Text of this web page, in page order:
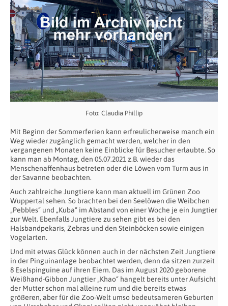
Foto: Claudia Phillip
Mit Beginn der Sommerferien kann erfreulicherweise manch ein
Weg wieder zugänglich gemacht werden, welcher in den
vergangenen Monaten keine Einblicke für Besucher erlaubte. So
kann man ab Montag, den 05.07.2021 z.B. wieder das
Menschenaffenhaus betreten oder die Löwen vom Turm aus in
der Savanne beobachten.
Auch zahlreiche Jungtiere kann man aktuell im Grünen Zoo
Wuppertal sehen. So brachten bei den Seelöwen die Weibchen
„Pebbles“ und „Kuba“ im Abstand von einer Woche je ein Jungtier
zur Welt. Ebenfalls Jungtiere zu sehen gibt es bei den
Halsbandpekaris, Zebras und den Steinböcken sowie einigen
Vogelarten.
Und mit etwas Glück können auch in der nächsten Zeit Jungtiere
in der Pinguinanlage beobachtet werden, denn da sitzen zurzeit
8 Eselspinguine auf ihren Eiern. Das im August 2020 geborene
Weißhand-Gibbon Jungtier „Khao“ hangelt bereits unter Aufsicht
der Mutter schon mal alleine rum und die bereits etwas
größeren, aber für die Zoo-Welt umso bedeutsameren Geburten